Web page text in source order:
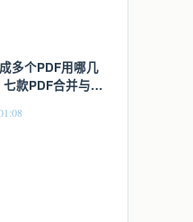
多个PDF用哪几
款PDF合并与拆